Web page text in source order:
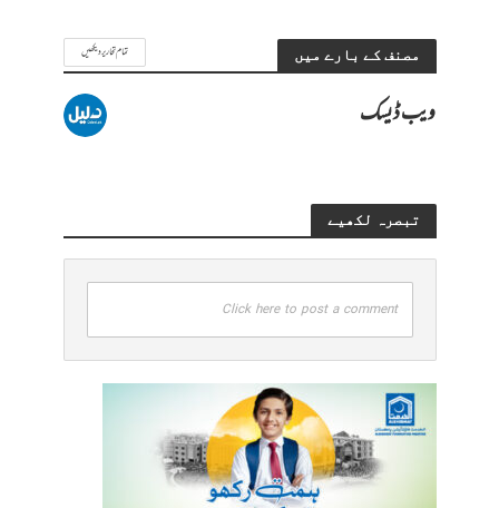
مصنف کے بارے میں تمام تحاریر دیکھیں
ویب ڈیسک
تبصرہ لکھیے
Click here to post a comment